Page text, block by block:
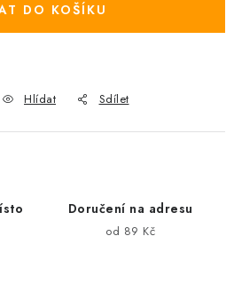
DO KOŠÍKU
Hlídat Sdílet
Doručení na adresu
od 89 Kč